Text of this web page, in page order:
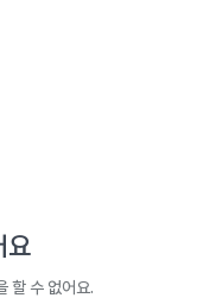
요
할 수 없어요.